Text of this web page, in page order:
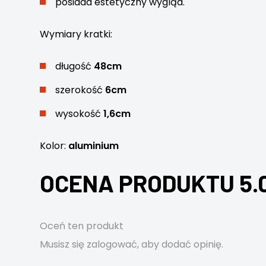
Wymiary kratki:
długość 48cm
szerokość 6cm
wysokość1,6cm
Kolor: aluminium
OCENA PRODUKTU
Oceń ten produkt
Musisz się zalogować, aby dodać opinię.